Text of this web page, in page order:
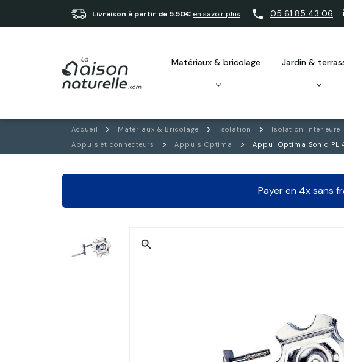
Livraison à partir de 5.50€ en savoir plus 05 61 85 43 06
matériaux & bricolage jardin &
Accueil Matériaux & Bricolage Isolation Isolation interieure
Appuis et connecteurs
Appuis Optima Appui Optima Sonic PL
Payer en 4x sans
zoom_in